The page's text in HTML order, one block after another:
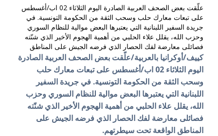
علّقت بعض الصحف العربية الصادرة اليوم الثلاثاء 02 اب/أغسطس
على تبعات معارك حلب وسحب الثقة من الحكومة التونسية. في
جريدة السفير اللبنانية التي يعتبرها البعض موالية للنظام السوري
وحزب الله، يقلل علاء الحلبي من أهمية الهجوم الأخير الذي شنّته
فصائلى معارضة لفك الحصار الذي فرضه الجيش على المناطق
كييف/أوكرانيا بالعربية/علّقت بعض الصحف العربية الصادرة
اليوم الثلاثاء 02 اب/أغسطس على تبعات معارك حلب
وسحب الثقة من الحكومة التونسية. في جريدة السفير
اللبنانية التي يعتبرها البعض موالية للنظام السوري وحزب
الله، يقلل علاء الحلبي من أهمية الهجوم الأخير الذي شنّته
فصائلى معارضة لفك الحصار الذي فرضه الجيش على
المناطق الواقعة تحت سيطرتهم.